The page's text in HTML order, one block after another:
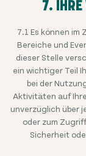
7. IHRE
7.1 Es können
Bereiche und
dieser Stelle
ein wichtiger Teil
bei der
Aktivitäten auf
unverzüglich über
oder zum
Sicherheit